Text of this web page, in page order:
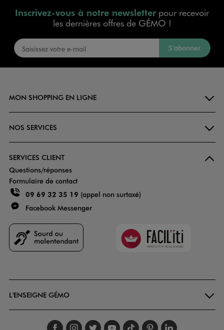
Inscrivez-vous à notre newsletterpour recevoir
les dernières offres de GÉMO !
S’abonner
MON SHOPPING EN LIGNE
NOS SERVICES
SERVICES CLIENT
Questions/réponses
Formulaire de contact
09 69 32 35 19 (appel non surtaxé)
Facebook Messenger
Faciliti
L'ENSEIGNE GÉMO